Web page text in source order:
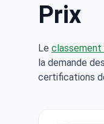
Prix
Le classement
la demande
certifications